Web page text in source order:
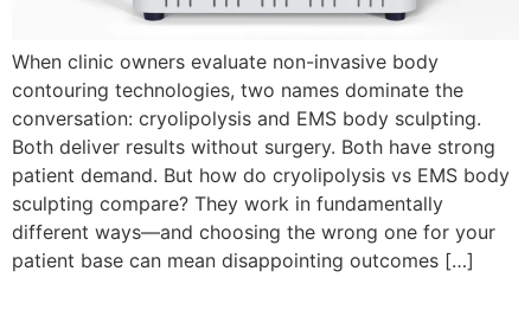
When clinic owners evaluate non-invasive body
contouring technologies, two names dominate the
conversation: cryolipolysis and EMS body sculpting.
Both deliver results without surgery. Both have strong
patient demand. But how do cryolipolysis vs EMS body
sculpting compare? They work in fundamentally
different ways—and choosing the wrong one for your
patient base can mean disappointing outcomes […]